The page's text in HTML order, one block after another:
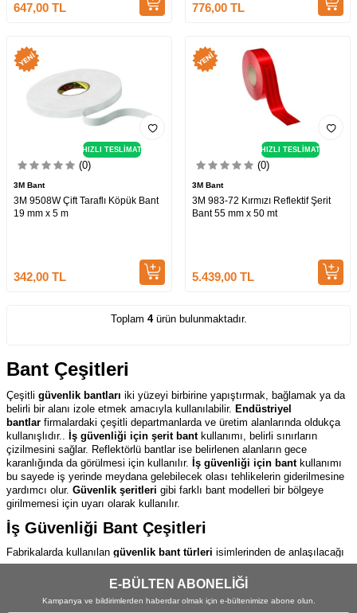
647,00 TL 776,00 TL
HIZLI TESLİMAT
(0)
3M Bant
3M 9508W Çift Taraflı Köpük Bant
19 mm x 5 m
342,00 TL
HIZLI TESLİMAT
(0)
3M Bant
3M 983-72 Kırmızı Reflektif Şerit
Bant 55 mm x 50 mt
5.439,00 TL
Toplam 4ürün bulunmaktadır.
Bant Çeşitleri
Çeşitli güvenlik bantları iki yüzeyi birbirine yapıştırmak, bağlamak ya da
belirli bir alanı izole etmek amacıyla kullanılabilir. Endüstriyel
bantlar firmalardaki çeşitli departmanlarda ve üretim alanlarında oldukça
kullanışlıdır.. İş güvenliği için şerit bantkullanımı, belirli sınırların
çizilmesini sağlar. Reflektörlü bantlar ise belirlenen alanların gece
karanlığında da görülmesi için kullanılır. İş güvenliği için bantkullanımı
bu sayede iş yerinde meydana gelebilecek olası tehlikelerin giderilmesine
yardımcı olur. Güvenlik şeritleri gibi farklı bant modelleri bir bölgeye
girilmemesi için uyarı olarak kullanılır.
İş Güvenliği Bant Çeşitleri
Fabrikalarda kullanılan güvenlik bant türleri isimlerinden de anlaşılacağı
üzere tehlikeli alanları işaretlemek ve iş yerinde güvenliği artırmak
İş güvenliği için bant çeşitleriarasından seçim
yaparken ürünlerin özelliklerini ve ihtiyacınızı göz önünde
bulundurmalısınız.
E-BÜLTEN ABONELİĞİ
Kampanya ve bildirimlerden haberdar olmak için e-bültenimize abone olun.